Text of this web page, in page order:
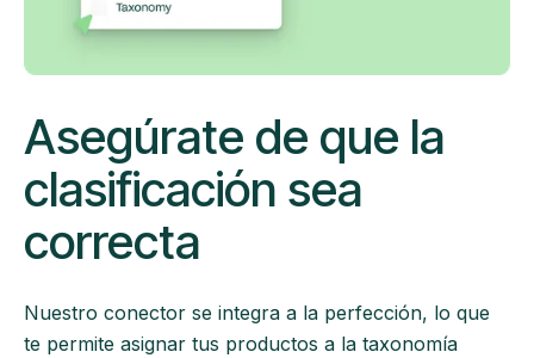
Asegúrate de que la
clasificación sea
correcta
Nuestro conector se integra a la perfección, lo que
te permite asignar tus productos a la taxonomía